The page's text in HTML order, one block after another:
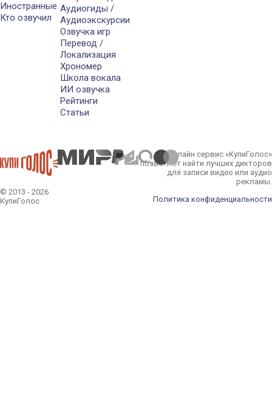
Иностранные
Кто озвучил
Аудиогиды /
Аудиоэкскурсии
Озвучка игр
Перевод /
Локализация
Хрономер
Школа вокала
ИИ озвучка
Рейтинги
Статьи
© 2013 - 2026
КупиГолос
Онлайн сервис «КупиГолос»
позволяет найти лучших дикторов
для записи видео или аудио
рекламы.
Политика конфиденциальности